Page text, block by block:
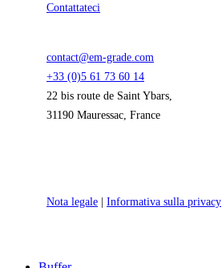
Contattateci
contact@em-grade.com
+33 (0)5 61 73 60 14
22 bis route de Saint Ybars,
31190 Mauressac, France
Nota legale Informativa sulla privacy